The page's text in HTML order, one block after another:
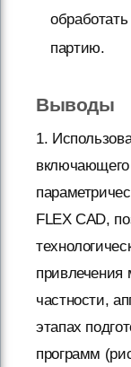
партию.
Выводы
1.
FLEX CAD,
привлечения
частности,
этапах
программ